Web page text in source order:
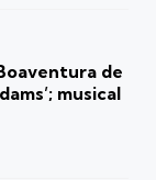
de
musical